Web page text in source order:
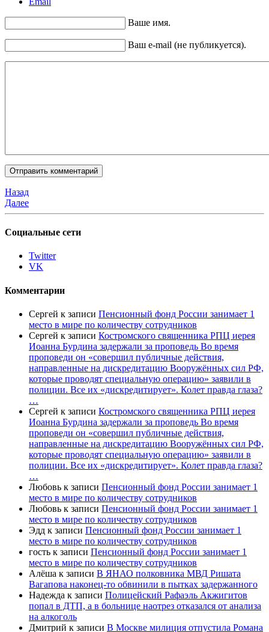
Ваше имя.
Ваш e-mail (не публикуется).
Назад
Далее
Социальные сети
Twitter
VK
Комментарии
Сергей к записи Пенсионный фонд России занимает 1
место в мире по количеству сотрудников
Сергей к записи Костромского священника РПЦ иерея
Иоанна Бурдина задержали за проповедь Во время
проповеди он «совершил публичные действия,
направленные на дискредитацию Вооружённых сил РФ,
которые проводят специальную операцию» заявили в
полиции. Все их «дискредитирует». Колет правда глаза?
…
Сергей к записи Костромского священника РПЦ иерея
Иоанна Бурдина задержали за проповедь Во время
проповеди он «совершил публичные действия,
направленные на дискредитацию Вооружённых сил РФ,
которые проводят специальную операцию» заявили в
полиции. Все их «дискредитирует». Колет правда глаза?
…
Любовь к записи Пенсионный фонд России занимает 1
место в мире по количеству сотрудников
Любовь к записи Пенсионный фонд России занимает 1
место в мире по количеству сотрудников
Эдд к записи Пенсионный фонд России занимает 1
место в мире по количеству сотрудников
гость к записи Пенсионный фонд России занимает 1
место в мире по количеству сотрудников
Алёша к записи В ЯНАО полковника МВД Ришата
Вагапова наконец-то обвинили в пытках задержанного
Надежда к записи Полицейский Рафаэль Акжигитов
попал в ДТП, а в больнице наотрез отказался от анализа
на алкоголь
Дмитрий к записи В Москве милиция отпустила Романа